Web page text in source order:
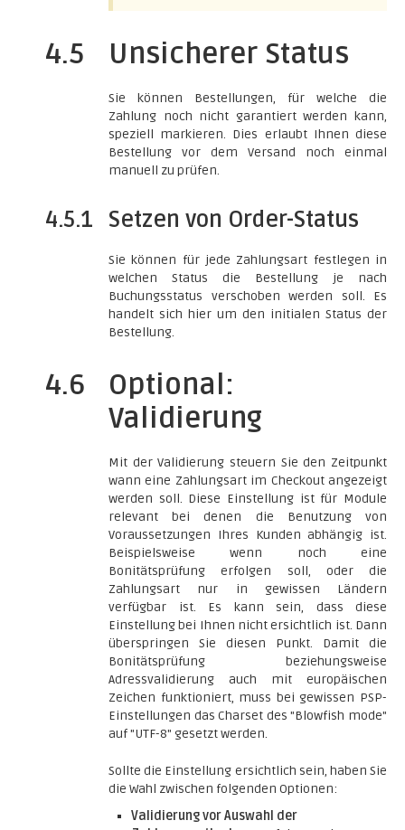
4.5 Unsicherer Status
Sie können Bestellungen, für welche die
Zahlung noch nicht garantiert werden kann,
speziell markieren. Dies erlaubt Ihnen diese
Bestellung vor dem Versand noch einmal
manuell zu prüfen.
4.5.1 Setzen von Order-Status
Sie können für jede Zahlungsart festlegen in
welchen Status die Bestellung je nach
Buchungsstatus verschoben werden soll. Es
handelt sich hier um den initialen Status der
Bestellung.
4.6
Optional:
Validierung
Mit der Validierung steuern Sie den Zeitpunkt
wann eine Zahlungsart im Checkout angezeigt
werden soll. Diese Einstellung ist für Module
relevant bei denen die Benutzung von
Voraussetzungen Ihres Kunden abhängig ist.
Beispielsweise wenn noch eine
Bonitätsprüfung erfolgen soll, oder die
Zahlungsart nur in gewissen Ländern
verfügbar ist. Es kann sein, dass diese
Einstellung bei Ihnen nicht ersichtlich ist. Dann
überspringen Sie diesen Punkt. Damit die
Bonitätsprüfung beziehungsweise
Adressvalidierung auch mit europäischen
Zeichen funktioniert, muss bei gewissen PSP-
Einstellungen das Charset des "Blowfish mode"
auf "UTF-8" gesetzt werden.
Sollte die Einstellung ersichtlich sein, haben Sie
die Wahl zwischen folgenden Optionen:
Validierung vor Auswahl der